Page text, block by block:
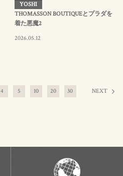
YOSHI
THOMASSON BOUTIQUEとプラダを
着た悪魔2
2026.05.12
4 5 10 20 30 NEXT